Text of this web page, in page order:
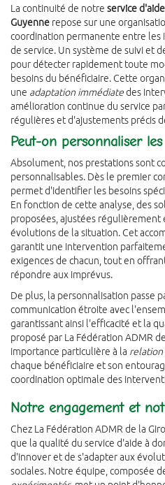
La continuité de notre service
Guyenne repose sur une
coordination permanente entre les
de service. Un système de suivi et
pour détecter rapidement toute
besoins du bénéficiaire. Cette
une adaptation immédiatedes
amélioration continue du service
régulières et d'ajustements précis
Peut-on personnaliser
Absolument, nos prestations sont
personnalisables. Dès le premier
permet d'identifier les besoins
En fonction de cette analyse, des
proposées, ajustées
évolutions de la situation. Cet
garantit une intervention
exigences de chacun, tout en
répondre aux imprévus.
De plus, la personnalisation passe
communication étroite avec
garantissant ainsi l'efficacité et la
proposé par La Fédération ADMR
importance particulière à la relation
chaque bénéficiaire et son
coordination optimale des
Notre engagement et
Chez La Fédération ADMR de la
que la qualité du service d'aide à
d'innover et de s'adapter aux
sociales. Notre équipe, composée